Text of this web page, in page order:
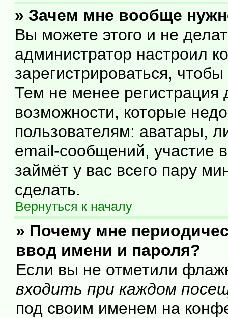
» Зачем мне вообще
Вы можете этого и не
администратор настроил
зарегистрироваться,
Тем не менее
возможности, которые
пользователям: аватары,
email-сообщений, участие
займёт у вас всего пару
сделать.
Вернуться к началу
» Почему мне
ввод имени и пароля?
Если вы не отметили
входить при каждом
под своим именем на